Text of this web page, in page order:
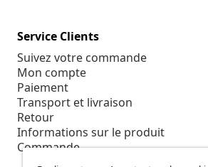
Service Clients
Suivez votre commande
Mon compte
Paiement
Transport et livraison
Retour
Informations sur le produit
Commande